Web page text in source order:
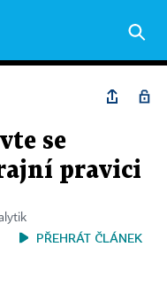
se
pravici
PŘEHRÁT ČLÁNEK